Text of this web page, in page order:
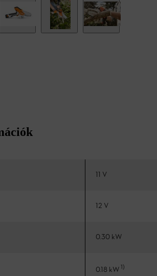
11 V
12 V
0.30 kW
0.18 kW1)